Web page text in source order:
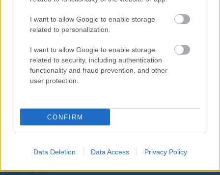
I want to allow Google to enable storage
related to personalization.
I want to allow Google to enable storage
related to security, including authentication
functionality and fraud prevention, and other
user protection.
CONFIRM
Data Deletion Data Access Privacy Policy
Aκολουθήστε μας
παντού…